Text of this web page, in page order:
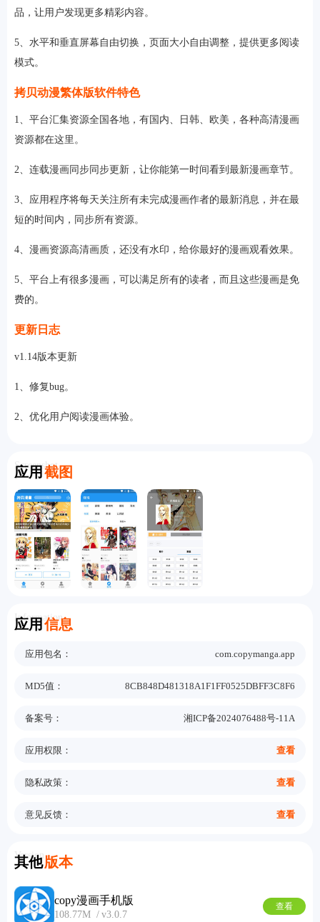
品，让用户发现更多精彩内容。
5、水平和垂直屏幕自由切换，页面大小自由调整，提供更多阅读
模式。
拷贝动漫繁体版软件特色
1、平台汇集资源全国各地，有国内、日韩、欧美，各种高清漫画
资源都在这里。
2、连载漫画同步同步更新，让你能第一时间看到最新漫画章节。
3、应用程序将每天关注所有未完成漫画作者的最新消息，并在最
短的时间内，同步所有资源。
4、漫画资源高清画质，还没有水印，给你最好的漫画观看效果。
5、平台上有很多漫画，可以满足所有的读者，而且这些漫画是免
费的。
更新日志
v1.14版本更新
1、修复bug。
2、优化用户阅读漫画体验。
应用 截图
Screenshot
应用 信息
Information
应用包名： com.copymanga.app
MD5值： 8CB848D481318A1F1FF0525DBFF3C8F6
备案号： 湘ICP备2024076488号-11A
应用权限： 查看
隐私政策： 查看
意见反馈： 查看
其他版本
Version
copy漫画手机版
108.77M v3.0.7
查看